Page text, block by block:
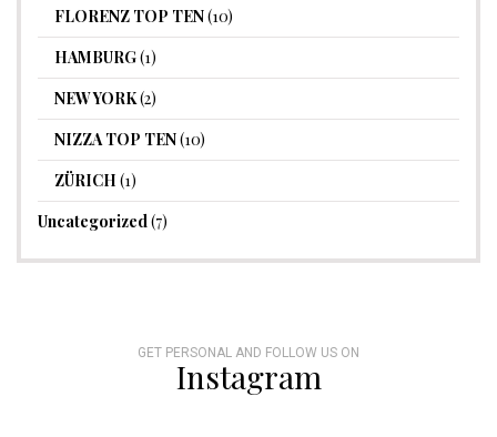
FLORENZ TOP TEN(10)
HAMBURG(1)
NEW YORK(2)
NIZZA TOP TEN(10)
ZÜRICH (1)
Uncategorized(7)
GET PERSONAL AND FOLLOW US ON
Instagram